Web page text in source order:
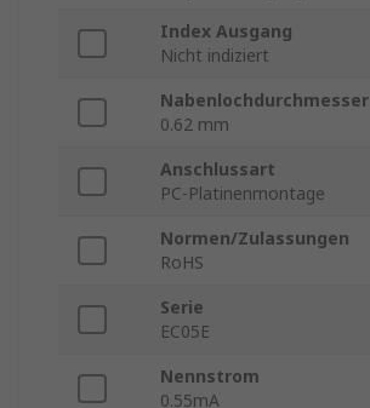
Index Ausgang
Nicht indiziert
Nabenlochdurchmesser
0.62 mm
Anschlussart
PC-Platinenmontage
Normen/Zulassungen
RoHS
Serie
EC05E
Nennstrom
0.55mA